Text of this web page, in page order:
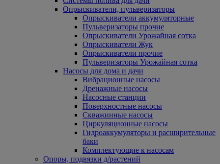
Опрыскиватели, пульверизаторы
Опрыскиватели аккумуляторные
Пульверизаторы прочие
Опрыскиватели Урожайная сотка
Опрыскиватели Жук
Опрыскиватели прочие
Пульверизаторы Урожайная сотка
Насосы для дома и дачи
Вибрационные насосы
Дренажные насосы
Насосные станции
Поверхностные насосы
Скважинные насосы
Циркуляционные насосы
Гидроаккумуляторы и расширительные
баки
Комплектующие к насосам
Опоры, подвязки д/растений